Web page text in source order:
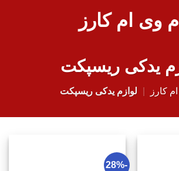
ام وی ام کارز
یدکی ریسپکت
کارز لوازم یدکی ریسپکت
-28%